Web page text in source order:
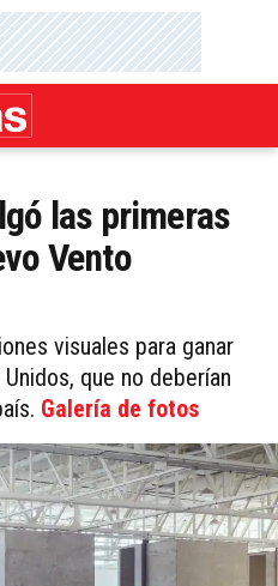
las primeras
Vento
visuales para ganar
que no deberían
Galería de fotos